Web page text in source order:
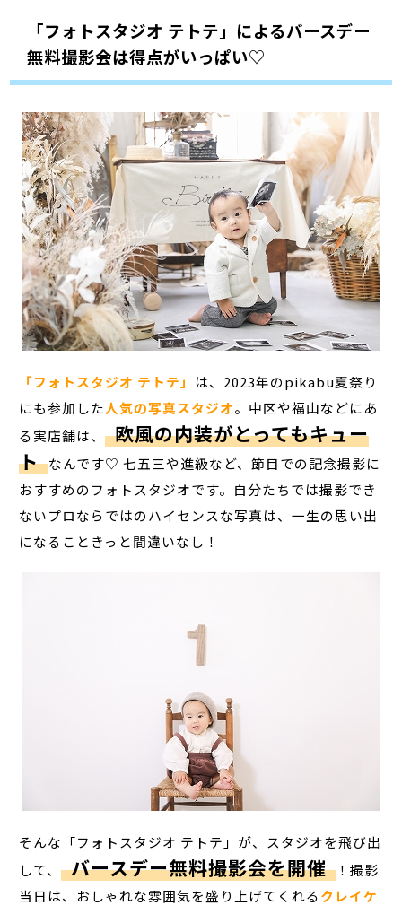
「フォトスタジオ テトテ」によるバースデー
無料撮影会は得点がいっぱい♡
「フォトスタジオ テトテ」 は、2023年のpikabu夏祭り
にも参加した人気の写真スタジオ。中区や福山などにあ
る実店舗は、 欧風の内装がとってもキュー
ト なんです♡ 七五三や進級など、節目での記念撮影に
おすすめのフォトスタジオです。自分たちでは撮影でき
ないプロならではのハイセンスな写真は、一生の思い出
になることきっと間違いなし！
そんな「フォトスタジオ テトテ」が、スタジオを飛び出
して、 バースデー無料撮影会を開催
！撮影
当日は、おしゃれな雰囲気を盛り上げてくれるクレイケ